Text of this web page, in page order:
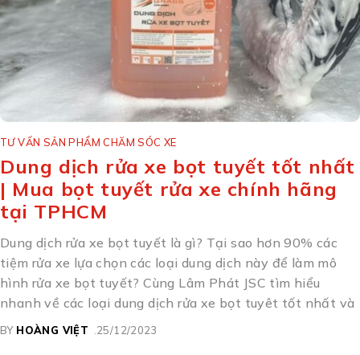
TƯ VẤN SẢN PHẨM CHĂM SÓC XE
Dung dịch rửa xe bọt tuyết tốt nhất
| Mua bọt tuyết rửa xe chính hãng
tại TPHCM
Dung dịch rửa xe bọt tuyết là gì? Tại sao hơn 90% các
tiệm rửa xe lựa chọn các loại dung dịch này để làm mô
hình rửa xe bọt tuyết? Cùng Lâm Phát JSC tìm hiểu
nhanh về các loại dung dịch rửa xe bọt tuyêt tốt nhất và
BY HOÀNG VIỆT 25/12/2023